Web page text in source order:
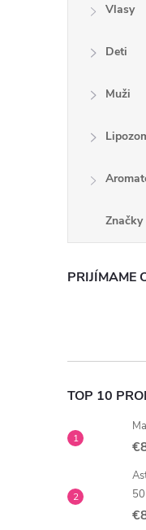
Vlasy
Deti
Muži
Značky
PRIJÍMAME
TOP 10